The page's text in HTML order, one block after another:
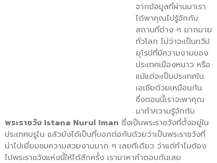
จากข้อมูลที่ผ่านมาเรา
ได้พาคุณไปรู้จักกับ
สถานที่ต่าง ๆ มากมาย
ทั่วโลก ไม่ว่าจะเป็นทวีป
ยุโรปที่มีความงามของ
ประเทศเมืองหนาว หรือ
แม้แต่จะเป็นประเทศใน
เอเชียด้วยเหมือนกัน
ซึ่งตอนนี้เราจะพาคุณ
มาทำความรู้จักกับ
พระราชวัง Istana Nurul Iman ซึ่งเป็นพระราชวังที่ตั้งอยู่ใน
ประเทศบรูไน แล้วยังได้เป็นที่บอกต่อกันด้วยว่าเป็นพระราชวังที่
น่าไปเยี่ยมชมความสวยงามมาก ๆ เลยทีเดียว ว่าแต่ทำไมต้อง
ไปพระราชวังแห่งนี้ให้ได้สักครั้ง เรามาหาคำตอบกันเลย